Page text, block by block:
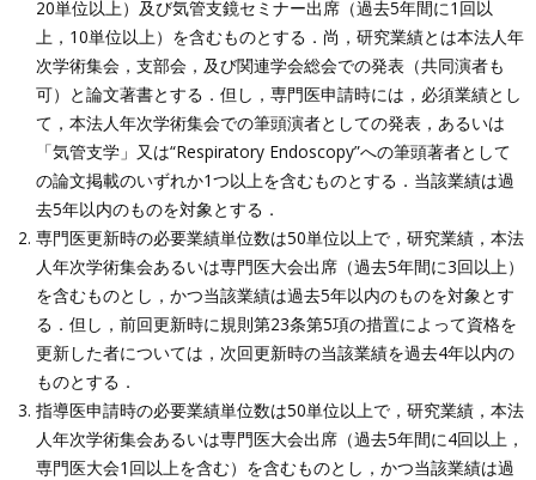
20単位以上）及び気管支鏡セミナー出席（過去5年間に1回以
上，10単位以上）を含むものとする．尚，研究業績とは本法人年
次学術集会，支部会，及び関連学会総会での発表（共同演者も
可）と論文著書とする．但し，専門医申請時には，必須業績とし
て，本法人年次学術集会での筆頭演者としての発表，あるいは
「気管支学」又は“Respiratory Endoscopy”への筆頭著者として
の論文掲載のいずれか1つ以上を含むものとする．当該業績は過
去5年以内のものを対象とする．
専門医更新時の必要業績単位数は50単位以上で，研究業績，本法
人年次学術集会あるいは専門医大会出席（過去5年間に3回以上）
を含むものとし，かつ当該業績は過去5年以内のものを対象とす
る．但し，前回更新時に規則第23条第5項の措置によって資格を
更新した者については，次回更新時の当該業績を過去4年以内の
ものとする．
指導医申請時の必要業績単位数は50単位以上で，研究業績，本法
人年次学術集会あるいは専門医大会出席（過去5年間に4回以上，
専門医大会1回以上を含む）を含むものとし，かつ当該業績は過